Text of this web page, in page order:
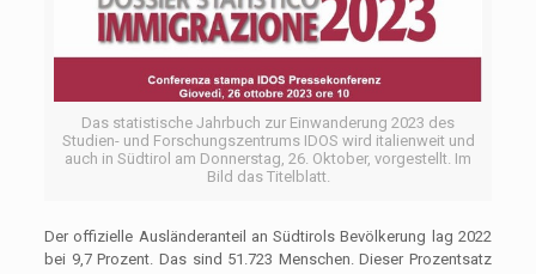
Das statistische Jahrbuch zur Einwanderung 2023 des
Studien- und Forschungszentrums IDOS wird italienweit und
auch in Südtirol am Donnerstag, 26. Oktober, vorgestellt. Im
Bild das Titelblatt.
Der offizielle Ausländeranteil an Südtirols Bevölkerung lag 2022
bei 9,7 Prozent. Das sind 51.723 Menschen. Dieser Prozentsatz